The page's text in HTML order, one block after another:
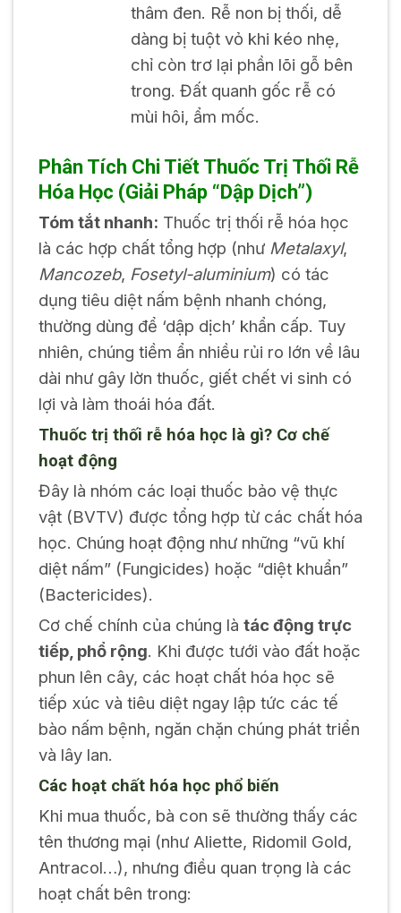
thâm đen. Rễ non bị thối, dễ
dàng bị tuột vỏ khi kéo nhẹ,
chỉ còn trơ lại phần lõi gỗ bên
trong. Đất quanh gốc rễ có
mùi hôi, ẩm mốc.
Phân Tích Chi Tiết Thuốc Trị Thối Rễ
Hóa Học (Giải Pháp “Dập Dịch”)
Tóm tắt nhanh: Thuốc trị thối rễ hóa học
là các hợp chất tổng hợp (như Metalaxyl,
Mancozeb, Fosetyl-aluminium) có tác
dụng tiêu diệt nấm bệnh nhanh chóng,
thường dùng để ‘dập dịch’ khẩn cấp. Tuy
nhiên, chúng tiềm ẩn nhiều rủi ro lớn về lâu
dài như gây lờn thuốc, giết chết vi sinh có
lợi và làm thoái hóa đất.
Thuốc trị thối rễ hóa học là gì? Cơ chế
hoạt động
Đây là nhóm các loại thuốc bảo vệ thực
vật (BVTV) được tổng hợp từ các chất hóa
học. Chúng hoạt động như những “vũ khí
diệt nấm” (Fungicides) hoặc “diệt khuẩn”
(Bactericides).
Cơ chế chính của chúng là tác động trực
tiếp, phổ rộng. Khi được tưới vào đất hoặc
phun lên cây, các hoạt chất hóa học sẽ
tiếp xúc và tiêu diệt ngay lập tức các tế
bào nấm bệnh, ngăn chặn chúng phát triển
và lây lan.
Các hoạt chất hóa học phổ biến
Khi mua thuốc, bà con sẽ thường thấy các
tên thương mại (như Aliette, Ridomil Gold,
Antracol…), nhưng điều quan trọng là các
hoạt chất bên trong: